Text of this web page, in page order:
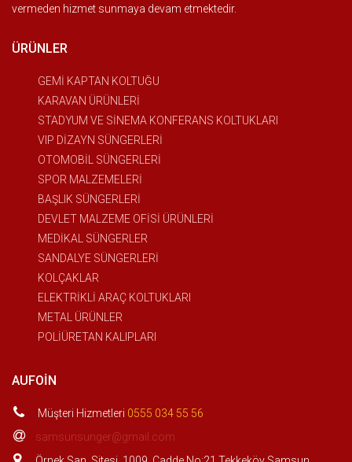
vermeden hizmet sunmaya devam etmektedir.
ÜRÜNLER
GEMİ KAPTAN KOLTUĞU
KARAVAN ÜRÜNLERİ
STADYUM VE SİNEMA KONFERANS KOLTUKLARI
VIP DİZAYN SÜNGERLERİ
OTOMOBİL SÜNGERLERİ
SPOR MALZEMELERİ
BAŞLIK SÜNGERLERİ
DEVLET MALZEME OFİSİ ÜRÜNLERİ
MEDİKAL SÜNGERLER
SANDALYE SÜNGERLERİ
KOLÇAKLAR
ELEKTRİKLİ ARAÇ KOLTUKLARI
METAL ÜRÜNLER
POLİÜRETAN KALIPLARI
AUFOIN
Müşteri Hizmetleri 0555 034 55 56
samsunsunger@gmail.com